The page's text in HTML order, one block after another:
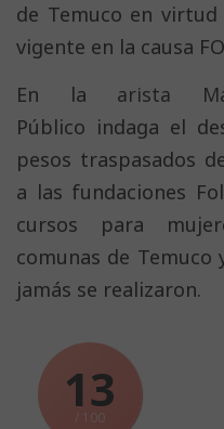
de Temuco en
vigente en la causa
En la arista
Público indaga el
pesos traspasados
a las fundaciones
cursos para
comunas de Temuco
jamás se realizaron.
13
/ 100